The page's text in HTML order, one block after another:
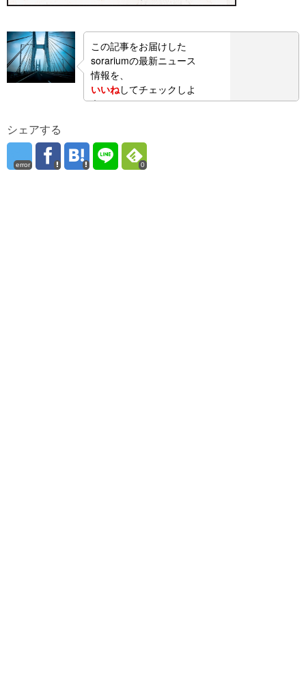
この記事をお届けした
sorariumの最新ニュース
情報を、
いいねしてチェックしよ
う！
シェアする
error 0